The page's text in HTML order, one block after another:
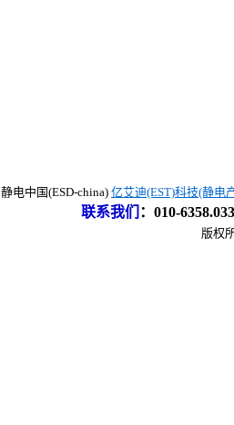
静电中国(ESD-china) 亿艾迪(EST)科技(静电
联系我们 ： 010-
版权